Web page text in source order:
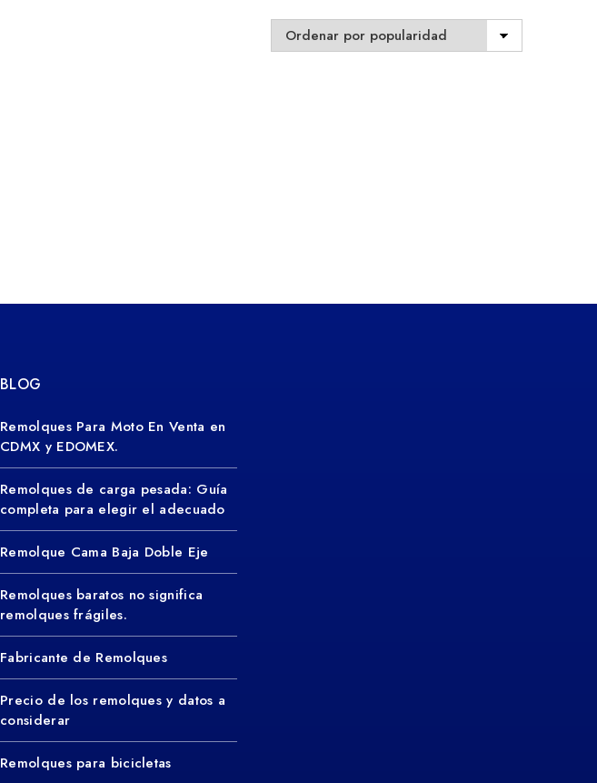
BLOG
Remolques Para Moto En Venta en
CDMX y EDOMEX.
Remolques de carga pesada: Guía
completa para elegir el adecuado
Remolque Cama Baja Doble Eje
Remolques baratos no significa
remolques frágiles.
Fabricante de Remolques
Precio de los remolques y datos a
considerar
Remolques para bicicletas